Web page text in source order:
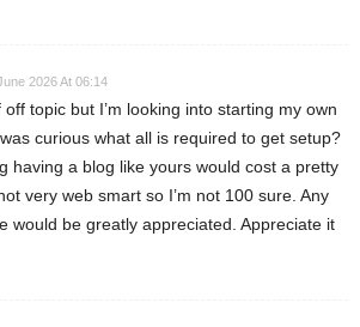
2026 At 06:14
off topic but I’m looking into starting my own
curious what all is required to get setup?
having a blog like yours would cost a pretty
very web smart so I’m not 100 sure. Any
would be greatly appreciated. Appreciate it